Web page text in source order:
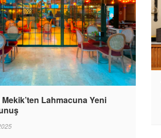
Lahmacuna Yeni